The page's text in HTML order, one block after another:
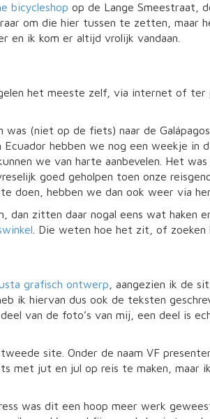
bicycleshop op de Lange Smeestraat,
om die hier tussen te zetten, maar
en ik kom er altijd vrolijk vandaan.
het meeste zelf, via internet of ter
(niet op de fiets) naar de
hebben we nog een weekje in
we van harte aanbevelen. Het
goed geholpen toen onze
doen, hebben we dan ook weer via
zitten daar nogal eens wat haken
. Die weten hoe het zit, of
grafisch ontwerp , aangezien ik de
ik hiervan dus ook de teksten
van de foto’s van mij, een deel is
site. Onder de naam VF
met jut en jul op reis te maken, maar
was dit een hoop meer werk